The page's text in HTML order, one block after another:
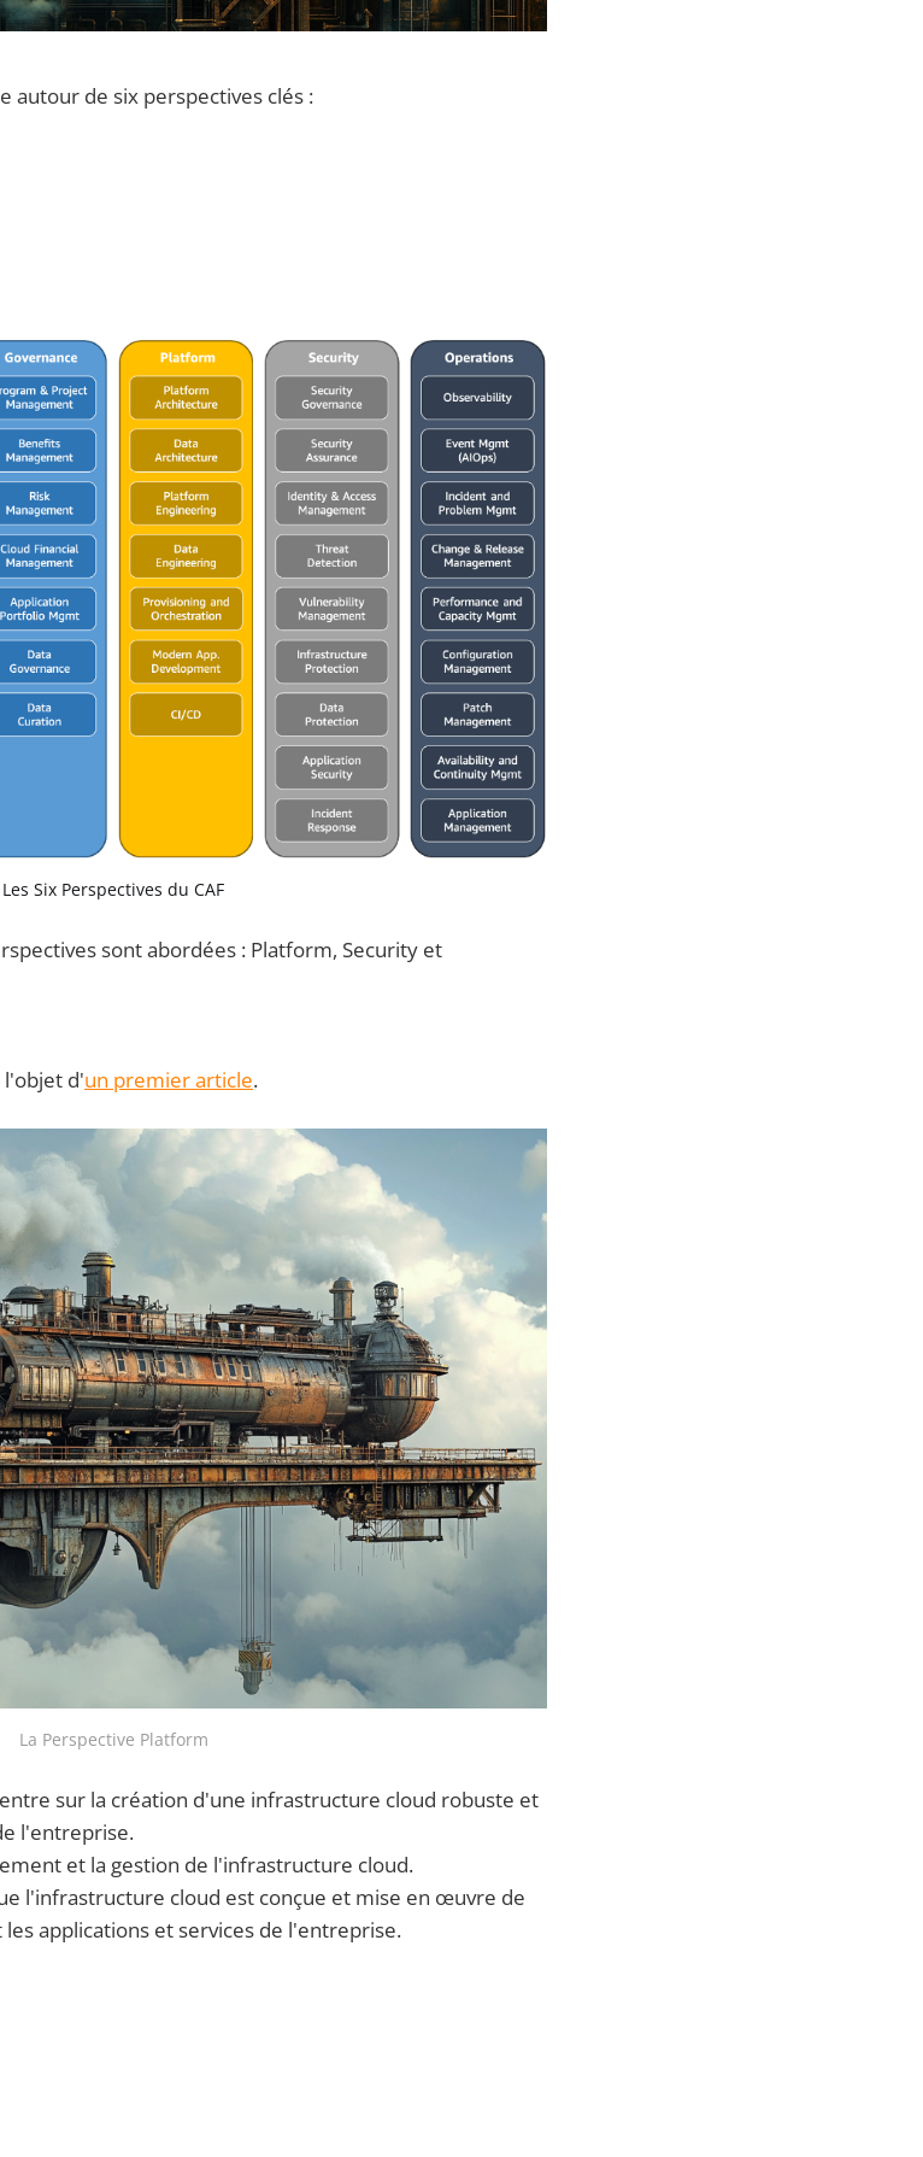
autour de six perspectives clés :
Les Six Perspectives du CAF
sont abordées : Platform, Security et
l'objet d'un premier article.
La Perspective Platform
sur la création d'une infrastructure cloud robuste et
l'entreprise.
et la gestion de l'infrastructure cloud.
l'infrastructure cloud est conçue et mise en œuvre de
applications et services de l'entreprise.